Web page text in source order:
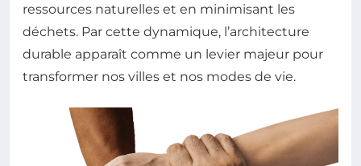
ressources naturelles et en minimisant les
déchets. Par cette dynamique, l’architecture
durable apparaît comme un levier majeur pour
transformer nos villes et nos modes de vie.